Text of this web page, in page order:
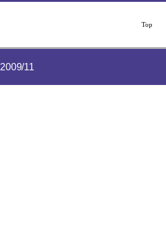
Top
2009/11